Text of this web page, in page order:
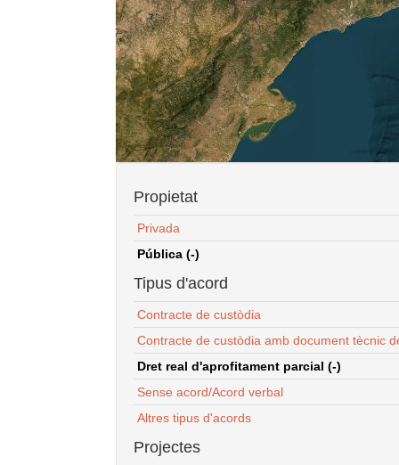
Propietat
Privada
Pública (-)
Tipus d'acord
Contracte de custòdia
Contracte de custòdia amb document tècnic
Dret real d'aprofitament parcial (-)
Sense acord/Acord verbal
Altres tipus d'acords
Projectes